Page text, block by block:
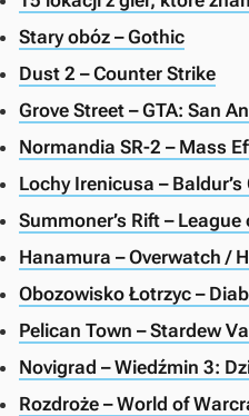
Stary obóz – Gothic
Dust 2 – Counter Strike
Grove Street – GTA: San
Normandia SR-2 – Mass
Lochy Irenicusa –
Summoner’s Rift – League
Hanamura – Overwatch /
Obozowisko Łotrzyc –
Pelican Town – Stardew
Novigrad – Wiedźmin 3:
Rozdroże – World of